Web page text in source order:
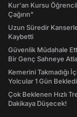
Kur'an Kursu
Çağırın"
Uzun Süredir
Kaybetti
Güvenlik Müdahale
Bir Genç Sahneye
Kemerini Takmadığı
Yolcular 1 Gün Bekledi
Çok Beklenen Hızlı
Dakikaya Düşecek!